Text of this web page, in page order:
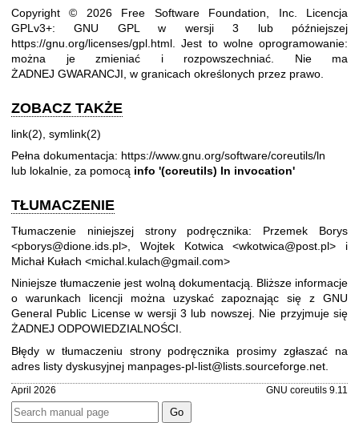
Copyright © 2026 Free Software Foundation, Inc. Licencja
GPLv3+: GNU GPL w wersji 3 lub późniejszej
https://gnu.org/licenses/gpl.html.Jest to wolne oprogramowanie:
można je zmieniać i rozpowszechniać. Nie ma
ŻADNEJ GWARANCJI, w granicach określonych przez prawo.
ZOBACZ TAKŻE
link(2) symlink(2)
Pełna dokumentacja: https://www.gnu.org/software/coreutils/ln
lub lokalnie, za pomocą info '(coreutils) ln invocation'
TŁUMACZENIE
Tłumaczenie niniejszej strony podręcznika: Przemek Borys
<pborys@dione.ids.pl>, Wojtek Kotwica <wkotwica@post.pl> i
Michał Kułach <michal.kulach@gmail.com>
Niniejsze tłumaczenie jest wolną dokumentacją. Bliższe informacje
o warunkach licencji można uzyskać zapoznając się z GNU
General Public License w wersji 3 lub nowszej. Nie przyjmuje się
ŻADNEJ ODPOWIEDZIALNOŚCI.
Błędy w tłumaczeniu strony podręcznika prosimy zgłaszać na
adres listy dyskusyjnej manpages-pl-list@lists.sourceforge.net
April 2026 GNU coreutils 9.11